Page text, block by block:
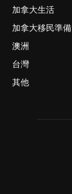
加拿大生活
加拿大移民準備
澳洲
台灣
其他